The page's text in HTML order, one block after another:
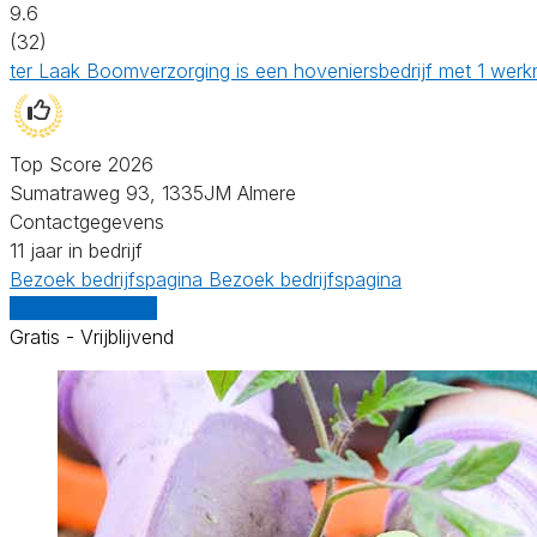
9.6
(32)
ter Laak Boomverzorging is een hoveniersbedrijf met 1
Top Score 2026
Sumatraweg 93, 1335JM Almere
Contactgegevens
11 jaar in bedrijf
Bezoek bedrijfspagina Bezoek bedrijfspagina
Gratis - Vrijblijvend